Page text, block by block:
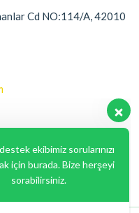
Cd NO:114/A, 42010
ekibimiz sorularınızı
için burada. Bize herşeyi
sorabilirsiniz.